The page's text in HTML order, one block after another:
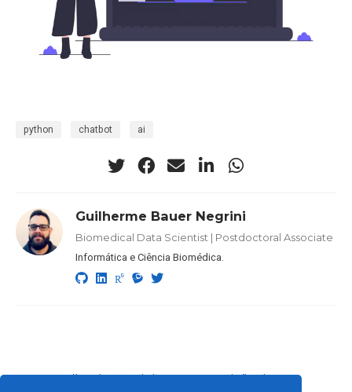
python chatbot ai
Guilherme Bauer Negrini
Biomedical Data Scientist | Postdoctoral Associate
Informática e Ciência Biomédica.
Política de Privacidade·Termos e Condições de Uso